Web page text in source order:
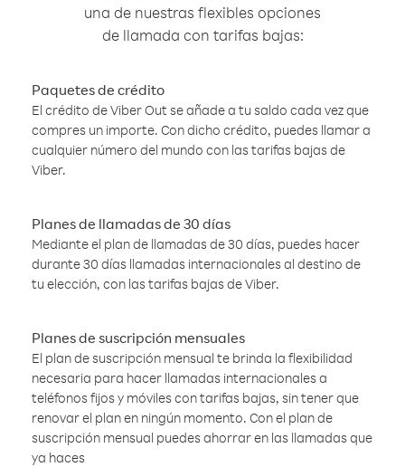
una de nuestras flexibles opciones
de llamada con tarifas bajas:
Paquetes de crédito
El crédito de Viber Out se añade a tu saldo cada vez que
compres un importe. Con dicho crédito, puedes llamar a
cualquier número del mundo con las tarifas bajas de
Viber.
Planes de llamadas de 30 días
Mediante el plan de llamadas de 30 días, puedes hacer
durante 30 días llamadas internacionales al destino de
tu elección, con las tarifas bajas de Viber.
Planes de suscripción mensuales
El plan de suscripción mensual te brinda la flexibilidad
necesaria para hacer llamadas internacionales a
teléfonos fijos y móviles con tarifas bajas, sin tener que
renovar el plan en ningún momento. Con el plan de
suscripción mensual puedes ahorrar en las llamadas que
ya haces